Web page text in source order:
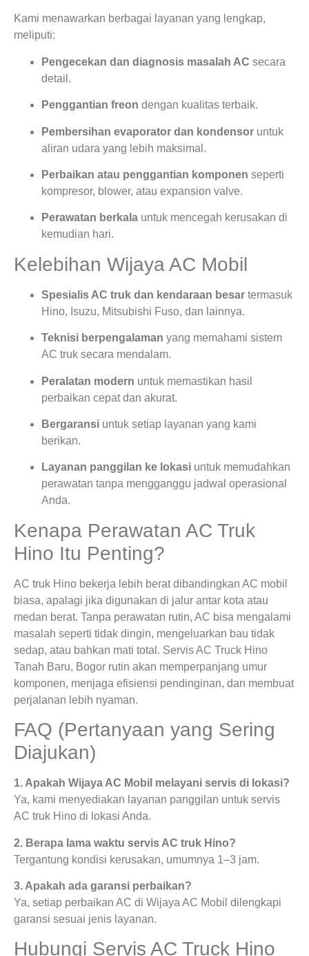
Kami menawarkan berbagai layanan yang lengkap,
meliputi:
Pengecekan dan diagnosis masalah AC secara
detail.
Penggantian freon dengan kualitas terbaik.
Pembersihan evaporator dan kondensor untuk
aliran udara yang lebih maksimal.
Perbaikan atau penggantian komponen seperti
kompresor, blower, atau expansion valve.
Perawatan berkala untuk mencegah kerusakan di
kemudian hari.
Kelebihan Wijaya AC Mobil
Spesialis AC truk dan kendaraan besar termasuk
Hino, Isuzu, Mitsubishi Fuso, dan lainnya.
Teknisi berpengalaman yang memahami sistem
AC truk secara mendalam.
Peralatan modern untuk memastikan hasil
perbaikan cepat dan akurat.
Bergaransi untuk setiap layanan yang kami
berikan.
Layanan panggilan ke lokasi untuk memudahkan
perawatan tanpa mengganggu jadwal operasional
Anda.
Kenapa Perawatan AC Truk
Hino Itu Penting?
AC truk Hino bekerja lebih berat dibandingkan AC mobil
biasa, apalagi jika digunakan di jalur antar kota atau
medan berat. Tanpa perawatan rutin, AC bisa mengalami
masalah seperti tidak dingin, mengeluarkan bau tidak
sedap, atau bahkan mati total. Servis AC Truck Hino
Tanah Baru, Bogor rutin akan memperpanjang umur
komponen, menjaga efisiensi pendinginan, dan membuat
perjalanan lebih nyaman.
FAQ (Pertanyaan yang Sering
Diajukan)
1. Apakah Wijaya AC Mobil melayani servis di lokasi?
Ya, kami menyediakan layanan panggilan untuk servis
AC truk Hino di lokasi Anda.
2. Berapa lama waktu servis AC truk Hino?
Tergantung kondisi kerusakan, umumnya 1–3 jam.
3. Apakah ada garansi perbaikan?
Ya, setiap perbaikan AC di Wijaya AC Mobil dilengkapi
garansi sesuai jenis layanan.
Hubungi Servis AC Truck Hino